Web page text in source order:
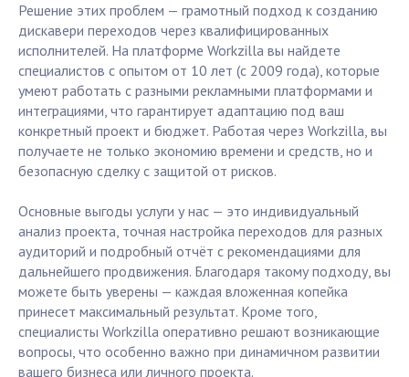
Решение этих проблем — грамотный подход к созданию
дискавери переходов через квалифицированных
исполнителей. На платформе Workzilla вы найдете
специалистов с опытом от 10 лет (с 2009 года), которые
умеют работать с разными рекламными платформами и
интеграциями, что гарантирует адаптацию под ваш
конкретный проект и бюджет. Работая через Workzilla, вы
получаете не только экономию времени и средств, но и
безопасную сделку с защитой от рисков.
Основные выгоды услуги у нас — это индивидуальный
анализ проекта, точная настройка переходов для разных
аудиторий и подробный отчёт с рекомендациями для
дальнейшего продвижения. Благодаря такому подходу, вы
можете быть уверены — каждая вложенная копейка
принесет максимальный результат. Кроме того,
специалисты Workzilla оперативно решают возникающие
вопросы, что особенно важно при динамичном развитии
вашего бизнеса или личного проекта.